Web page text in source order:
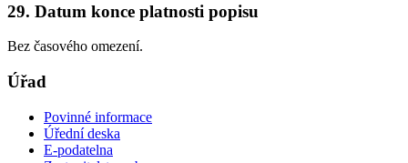
29. Datum konce platnosti popisu
Bez časového omezení.
Úřad
Povinné informace
Úřední deska
E-podatelna